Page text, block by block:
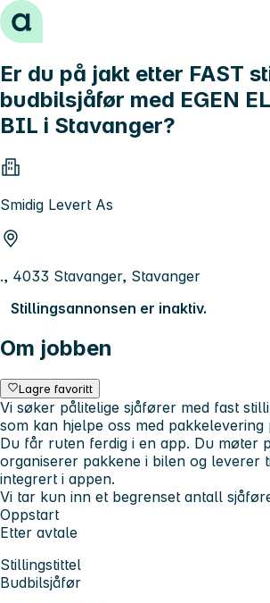
Hopp til innhold
Er du på jakt etter FAST
budbilsjåfør med EGEN
BIL i Stavanger?
Smidig Levert As
., 4033 Stavanger, Stavanger
Stillingsannonsen er inaktiv.
Om jobben
Lagre favoritt
Vi søker pålitelige sjåfører med fast
som kan hjelpe oss med pakkelevering
Du får ruten ferdig i en app. Du møter
organiserer pakkene i bilen og leverer
integrert i appen.
Vi tar kun inn et begrenset antall
Oppstart
Etter avtale
Stillingstittel
Budbilsjåfør